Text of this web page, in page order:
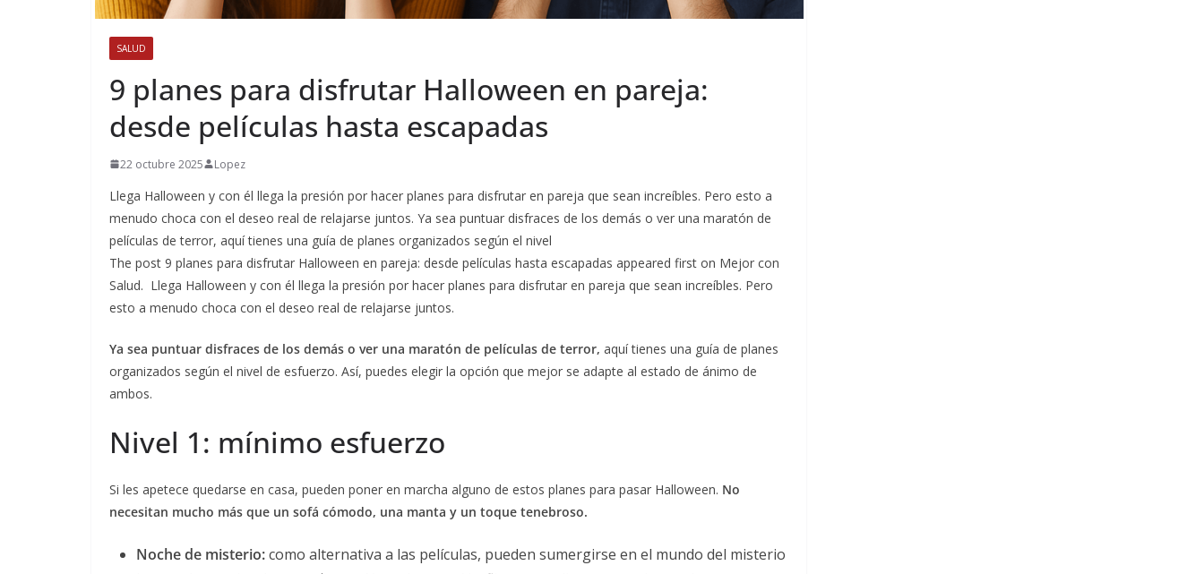
SALUD
9 planes para disfrutar Halloween en pareja:
desde películas hasta escapadas
22 octubre 2025 Lopez
Llega Halloween y con él llega la presión por hacer planes para disfrutar en pareja que sean increíbles. Pero esto a
menudo choca con el deseo real de relajarse juntos. Ya sea puntuar disfraces de los demás o ver una maratón de
películas de terror, aquí tienes una guía de planes organizados según el nivel
The post 9 planes para disfrutar Halloween en pareja: desde películas hasta escapadas appeared first on Mejor con
Salud. Llega Halloween y con él llega la presión por hacer planes para disfrutar en pareja que sean increíbles. Pero
esto a menudo choca con el deseo real de relajarse juntos.
Ya sea puntuar disfraces de los demás o ver una maratón de películas de terror, aquí tienes una guía de planes
organizados según el nivel de esfuerzo. Así, puedes elegir la opción que mejor se adapte al estado de ánimo de
ambos.
Nivel 1: mínimo esfuerzo
Si les apetece quedarse en casa, pueden poner en marcha alguno de estos planes para pasar Halloween. No
necesitan mucho más que un sofá cómodo, una manta y un toque tenebroso.
Noche de misterio:como alternativa a las películas, pueden sumergirse en el mundo del misterio